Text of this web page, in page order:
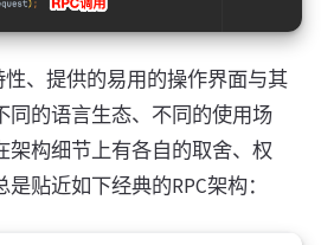
性、提供的易用的操作界面与其
同的语言生态、不同的使用场
架构细节上有各自的取舍、权
贴近如下经典的RPC架构：